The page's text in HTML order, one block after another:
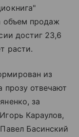
объем продаж
достиг 23,6
расти.
из
прозу отвечают
за
Караулов,
Басинский